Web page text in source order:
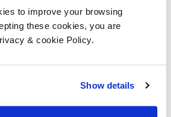
to improve your browsing
these cookies, you are
& cookie Policy.
Show details